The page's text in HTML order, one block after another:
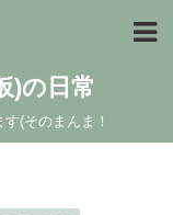
)の日常
(そのまんま！